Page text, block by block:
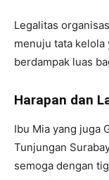
Legalitas
menuju tata kelola
berdampak luas
Harapan dan
Ibu Mia yang juga
Tunjungan
semoga dengan